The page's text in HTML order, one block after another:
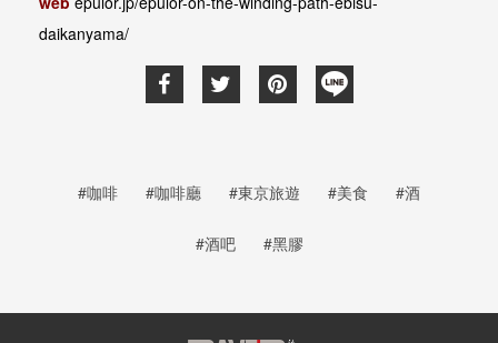
daikanyama/
#咖啡 #咖啡廳 #東京旅遊 #美食 #酒
#酒吧 #黑膠